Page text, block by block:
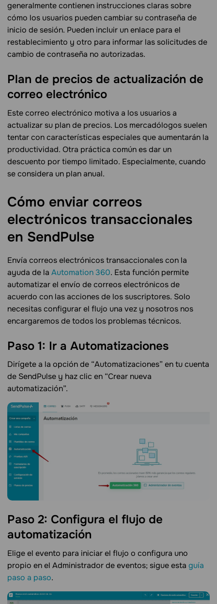
generalmente contienen instrucciones claras sobre
cómo los usuarios pueden cambiar su contraseña de
inicio de sesión. Pueden incluir un enlace para el
restablecimiento y otro para informar las solicitudes de
cambio de contraseña no autorizadas.
Plan de precios de actualización de
correo electrónico
Este correo electrónico motiva a los usuarios a
actualizar su plan de precios. Los mercadólogos suelen
tentar con características especiales que aumentarán la
productividad. Otra práctica común es dar un
descuento por tiempo limitado. Especialmente, cuando
se considera un plan anual.
Cómo enviar correos
electrónicos transaccionales
en SendPulse
Envía correos electrónicos transaccionales con la
ayuda de la Automation 360. Esta función permite
automatizar el envío de correos electrónicos de
acuerdo con las acciones de los suscriptores. Solo
necesitas configurar el flujo una vez y nosotros nos
encargaremos de todos los problemas técnicos.
Paso 1: Ir a Automatizaciones
Dirígete a la opción de “Automatizaciones” en tu cuenta
de SendPulse y haz clic en “Crear nueva
automatización”.
Paso 2: Configura el flujo de
automatización
Elige el evento para iniciar el flujo o configura uno
propio en el Administrador de eventos; sigue esta guía
paso a paso.